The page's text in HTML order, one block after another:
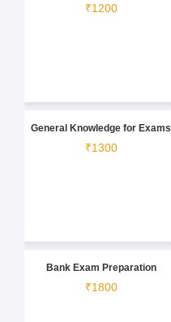
₹1200
General Knowledge for Exams
₹1300
Bank Exam Preparation
₹1800